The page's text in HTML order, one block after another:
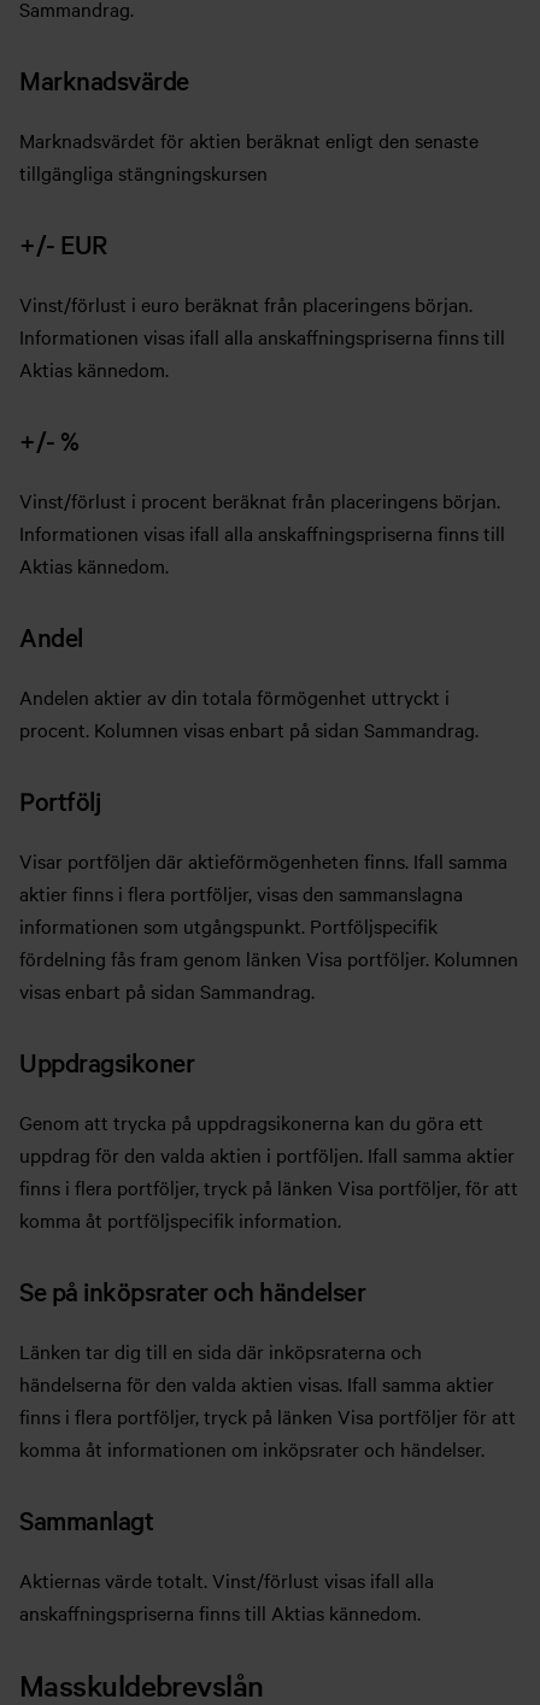
Sammandrag.
Marknadsvärde
Marknadsvärdet för aktien beräknat enligt den senaste
tillgängliga stängningskursen
+/- EUR
Vinst/förlust i euro beräknat från placeringens början.
Informationen visas ifall alla anskaffningspriserna finns till
Aktias kännedom.
+/- %
Vinst/förlust i procent beräknat från placeringens början.
Informationen visas ifall alla anskaffningspriserna finns till
Aktias kännedom.
Andel
Andelen aktier av din totala förmögenhet uttryckt i
procent. Kolumnen visas enbart på sidan Sammandrag.
Portfölj
Visar portföljen där aktieförmögenheten finns. Ifall samma
aktier finns i flera portföljer, visas den sammanslagna
informationen som utgångspunkt. Portföljspecifik
fördelning fås fram genom länken Visa portföljer. Kolumnen
visas enbart på sidan Sammandrag.
Uppdragsikoner
Genom att trycka på uppdragsikonerna kan du göra ett
uppdrag för den valda aktien i portföljen. Ifall samma aktier
finns i flera portföljer, tryck på länken Visa portföljer, för att
komma åt portföljspecifik information.
Se på inköpsrater och händelser
Länken tar dig till en sida där inköpsraterna och
händelserna för den valda aktien visas. Ifall samma aktier
finns i flera portföljer, tryck på länken Visa portföljer för att
komma åt informationen om inköpsrater och händelser.
Sammanlagt
Aktiernas värde totalt. Vinst/förlust visas ifall alla
anskaffningspriserna finns till Aktias kännedom.
Masskuldebrevslån